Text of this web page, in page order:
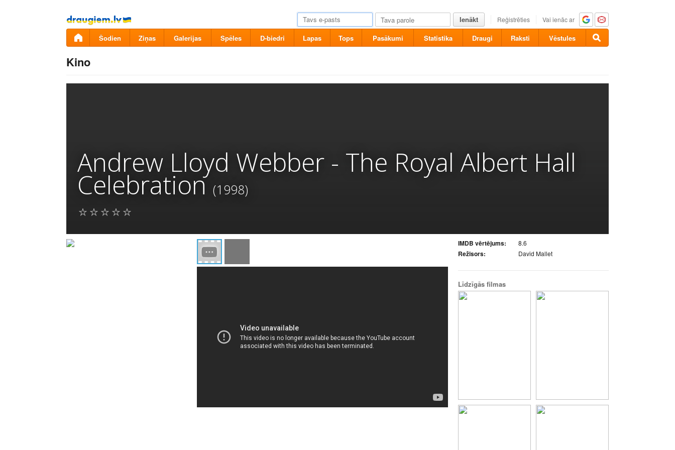
Pāriet
uz
saturu
Ienākt Reģistrēties Vai ienāc ar
Šodien Ziņas Galerijas Spēles D-biedri Lapas Tops Pasākumi Statistika Draugi Raksti Vēstules
Kino
Andrew Lloyd Webber - The Royal Albert Hall
Celebration (1998)
IMDB vērtējums: 8.6
Režisors: David Mallet
Līdzīgās filmas